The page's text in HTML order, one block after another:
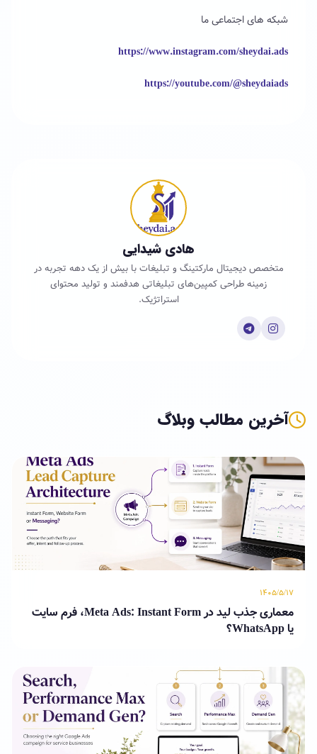
شبکه های اجتماعی ما
https://www.instagram.com/sheydai.ads
https://youtube.com/@sheydaiads
هادی شیدایی
متخصص دیجیتال مارکتینگ و تبلیغات با بیش از یک دهه تجربه در
زمینه طراحی کمپین‌های تبلیغاتی هدفمند و تولید محتوای
استراتژیک.
آخرین مطالب وبلاگ
۱۴۰۵/۵/۱۷
معماری جذب لید در Meta Ads: Instant Form، فرم سایت
یا WhatsApp؟